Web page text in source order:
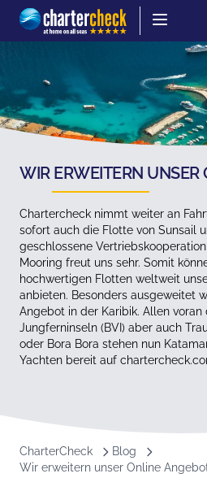
Chartercheck
WIR ERWEITERN UNSER
Chartercheck nimmt weiter an
sofort auch die Flotte von Sunsail
geschlossene
Mooring freut uns sehr. Somit
hochwertigen Flotten weltweit
anbieten. Besonders ausgeweitet
Angebot in der Karibik. Allen voran
Jungferninseln (BVI) aber auch
oder Bora Bora stehen nun
Yachten bereit auf
CharterCheck
Blog
Wir erweitern unser Online